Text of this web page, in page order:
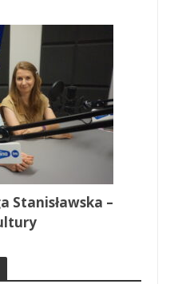
Stanisławska –